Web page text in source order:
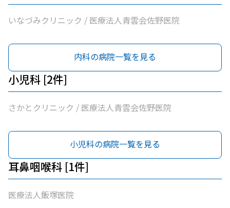
いなづみクリニック / 医療法人青雲会佐野医院
内科の病院一覧を見る
小児科 [2件]
さかとクリニック / 医療法人青雲会佐野医院
小児科の病院一覧を見る
耳鼻咽喉科 [1件]
医療法人飯塚医院